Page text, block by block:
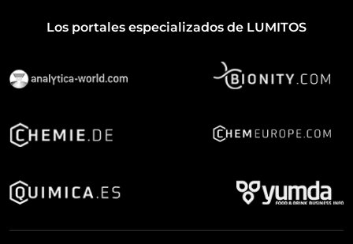
Los portales especializados de LUMITOS